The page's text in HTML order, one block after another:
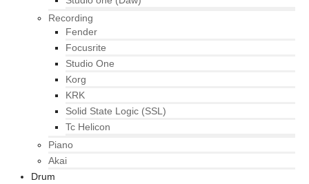
Recording
Fender
Focusrite
Studio One
Korg
KRK
Solid State Logic (SSL)
Tc Helicon
Piano
Akai
Drum